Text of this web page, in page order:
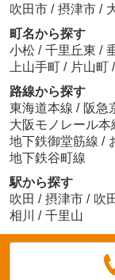
吹田市 / 摂津市 /
町名から探す
小松 / 千里丘東 /
上山手町 / 片山町 /
路線から探す
東海道本線 / 阪急
大阪モノレール本
地下鉄御堂筋線 /
地下鉄谷町線
駅から探す
吹田 / 摂津市 / 吹
相川
/ 千里山